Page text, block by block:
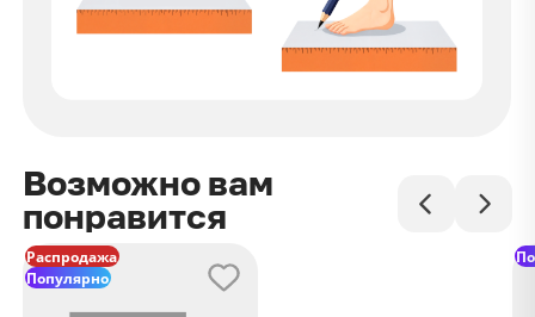
Возможно вам
понравится
Распродажа
Популярно